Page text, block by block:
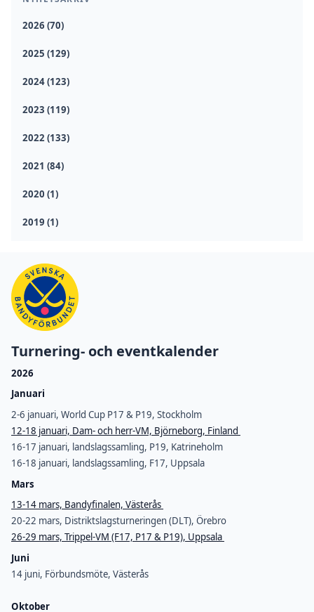
2026 (70)
2025 (129)
2024 (123)
2023 (119)
2022 (133)
2021 (84)
2020 (1)
2019 (1)
Turnering- och eventkalender
2026
Januari
2-6 januari, World Cup P17 & P19, Stockholm
12-18 januari, Dam- och herr-VM, Björneborg, Finland
16-17 januari, landslagssamling, P19, Katrineholm
16-18 januari, landslagssamling, F17, Uppsala
Mars
13-14 mars, Bandyfinalen, Västerås
20-22 mars, Distriktslagsturneringen (DLT), Örebro
26-29 mars, Trippel-VM (F17, P17 & P19), Uppsala
Juni
14 juni, Förbundsmöte, Västerås
Oktober